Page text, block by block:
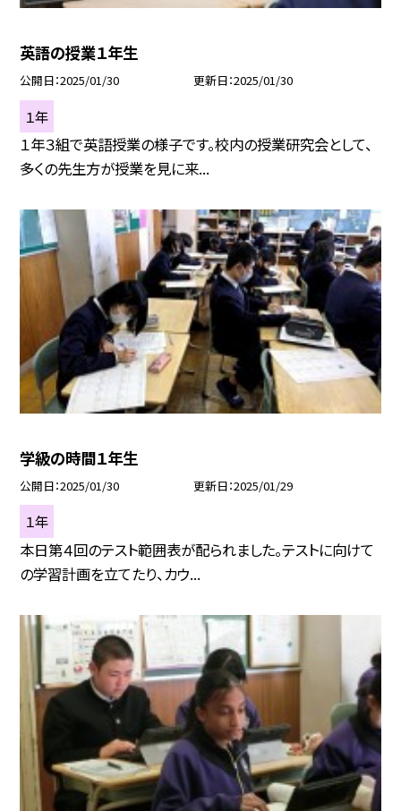
英語の授業１年生
公開日 2025/01/30 更新日 2025/01/30
１年
１年３組で英語授業の様子です。校内の授業研究会として、
多くの先生方が授業を見に来...
学級の時間１年生
公開日 2025/01/30 更新日 2025/01/29
１年
本日第４回のテスト範囲表が配られました。テストに向けて
の学習計画を立てたり、カウ...